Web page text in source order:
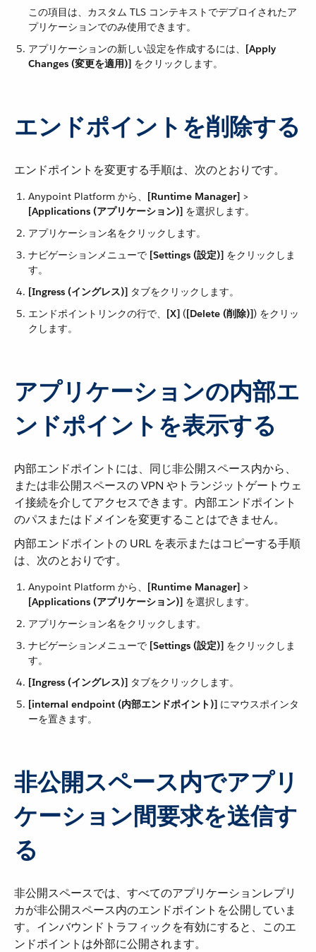
この項目は、カスタム TLS コンテキストでデプロイされたア
プリケーションでのみ使用できます。
アプリケーションの新しい設定を作成するには、​ [Apply
Changes (変更を適用)] ​ をクリックします。
エンドポイントを削除する
エンドポイントを変更する手順は、次のとおりです。
Anypoint Platform から、​ [Runtime Manager] ​ > ​
[Applications (アプリケーション)] ​ を選択します。
アプリケーション名をクリックします。
ナビゲーションメニューで ​ [Settings (設定)] ​ をクリックしま
す。
[Ingress (イングレス)] ​ タブをクリックします。
エンドポイントリンクの行で、​ [X] ​ (​[Delete (削除)]​) をクリッ
クします。
アプリケーションの内部エ
ンドポイントを表示する
内部エンドポイントには、同じ非公開スペース内から、
または非公開スペースの VPN やトランジットゲートウェ
イ接続を介してアクセスできます。内部エンドポイント
のパスまたはドメインを変更することはできません。
内部エンドポイントの URL を表示またはコピーする手順
は、次のとおりです。
Anypoint Platform から、​ [Runtime Manager] ​ > ​
[Applications (アプリケーション)] ​ を選択します。
アプリケーション名をクリックします。
ナビゲーションメニューで ​ [Settings (設定)] ​ をクリックしま
す。
[Ingress (イングレス)] ​ タブをクリックします。
[internal endpoint (内部エンドポイント)] ​ にマウスポインタ
ーを置きます。
非公開スペース内でアプリ
ケーション間要求を送信す
る
非公開スペースでは、すべてのアプリケーションレプリ
カが非公開スペース内のエンドポイントを公開していま
す。インバウンドトラフィックを有効にすると、このエ
ンドポイントは外部に公開されます。